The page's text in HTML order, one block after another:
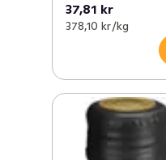
37,81 kr
378,10 kr /kg